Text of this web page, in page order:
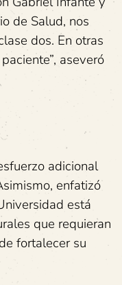
de Salud, nos
dos. En otras
aseveró
adicional
enfatizó
está
que requieran
fortalecer su